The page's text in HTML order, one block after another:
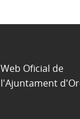
Web Oficial de
l'Ajuntament